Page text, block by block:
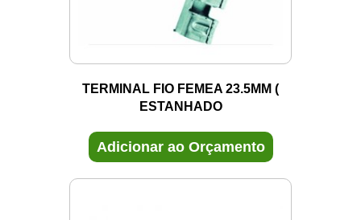
TERMINAL FIO FEMEA 23.5MM (
ESTANHADO
Adicionar ao Orçamento